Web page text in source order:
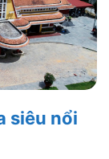
siêu nổi